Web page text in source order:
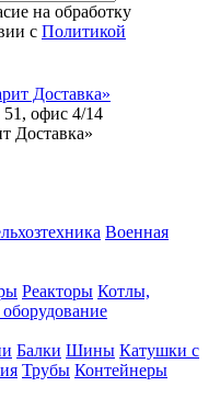
на обработку
c Политикой
51, офис 4/14
Доставка»
Военная
Реакторы Котлы,
Балки Шины Катушки с
Трубы Контейнеры